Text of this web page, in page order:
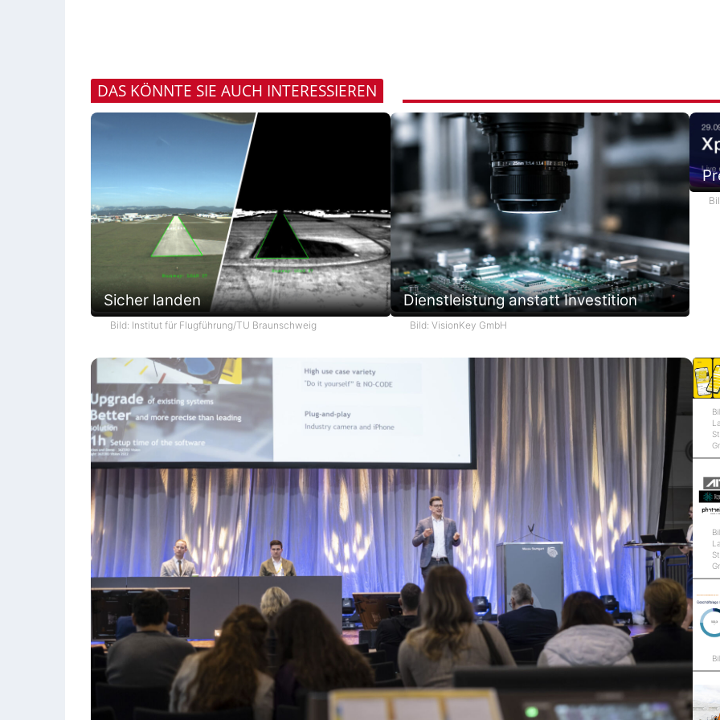
DAS KÖNNTE SIE AUCH INTERESSIEREN
Sicher landen
Bild: Institut für Flugführung/TU Braunschweig
Dienstleistung anstatt Investition
Bild: VisionKey GmbH